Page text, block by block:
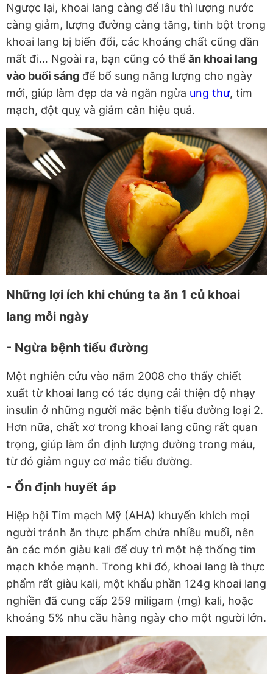
Ngược lại, khoai lang càng để lâu thì lượng nước
càng giảm, lượng đường càng tăng, tinh bột trong
khoai lang bị biến đổi, các khoáng chất cũng dần
mất đi… Ngoài ra, bạn cũng có thể ăn khoai lang
vào buổi sáng để bổ sung năng lượng cho ngày
mới, giúp làm đẹp da và ngăn ngừa ung thư, tim
mạch, đột quỵ và giảm cân hiệu quả.
Những lợi ích khi chúng ta ăn 1 củ khoai
lang mỗi ngày
- Ngừa bệnh tiểu đường
Một nghiên cứu vào năm 2008 cho thấy chiết
xuất từ khoai lang có tác dụng cải thiện độ nhạy
insulin ở những người mắc bệnh tiểu đường loại 2.
Hơn nữa, chất xơ trong khoai lang cũng rất quan
trọng, giúp làm ổn định lượng đường trong máu,
từ đó giảm nguy cơ mắc tiểu đường.
- Ổn định huyết áp
Hiệp hội Tim mạch Mỹ (AHA) khuyến khích mọi
người tránh ăn thực phẩm chứa nhiều muối, nên
ăn các món giàu kali để duy trì một hệ thống tim
mạch khỏe mạnh. Trong khi đó, khoai lang là thực
phẩm rất giàu kali, một khẩu phần 124g khoai lang
nghiền đã cung cấp 259 miligam (mg) kali, hoặc
khoảng 5% nhu cầu hàng ngày cho một người lớn.